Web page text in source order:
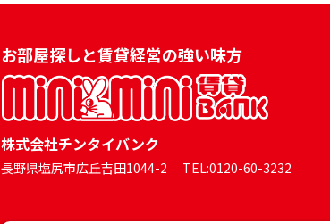
お部屋探しと賃貸経営の強い味方
株式会社チンタイバンク
長野県塩尻市広丘吉田1044-2 TEL:0120-60-3232